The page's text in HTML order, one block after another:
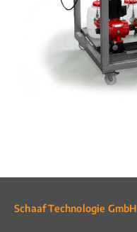
Schaaf Technologie GmbH